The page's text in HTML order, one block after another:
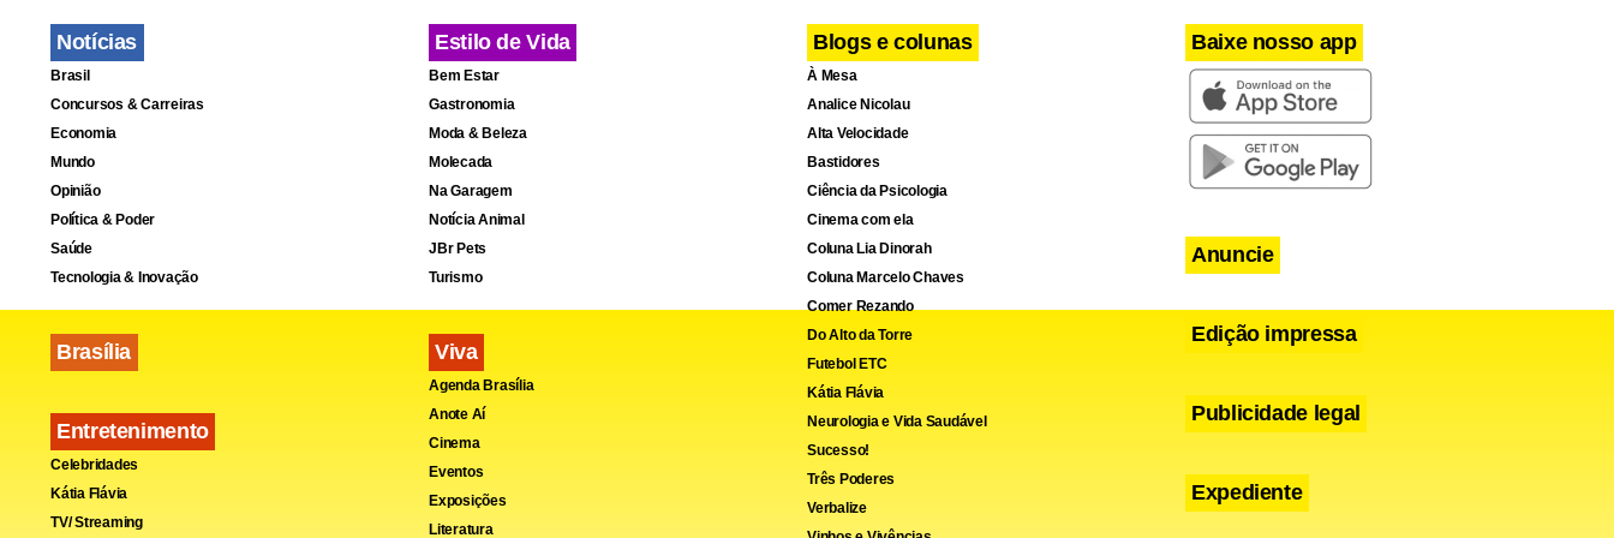
A Fundação Princesa de Astúrias (FPA) considera Messi “o jogador de futebol de maior
sucesso de todos os tempos” por seus 47 títulos, ao longo de uma carreira “muito
Notícias
Brasil
Concursos & Carreiras
Economia
Mundo
Opinião
Política & Poder
Saúde
Tecnologia & Inovação
Brasília
Entretenimento
Celebridades
Kátia Flávia
TV/ Streaming
Estilo de Vida
Bem Estar
Gastronomia
Moda & Beleza
Molecada
Na Garagem
Notícia Animal
JBr Pets
Turismo
Viva
Agenda Brasília
Anote Aí
Cinema
Eventos
Exposições
Literatura
Blogs e colunas
À Mesa
Analice Nicolau
Alta Velocidade
Bastidores
Ciência da Psicologia
Cinema com ela
Coluna Lia Dinorah
Coluna Marcelo Chaves
Comer Rezando
Do Alto da Torre
Futebol ETC
Kátia Flávia
Neurologia e Vida Saudável
Sucesso!
Três Poderes
Verbalize
Baixe nosso app
Anuncie
Edição impressa
Publicidade legal
Expediente